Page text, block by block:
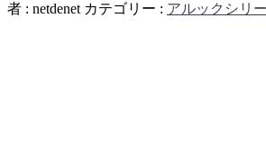
者 : netdenet カテゴリー : アルックシリ